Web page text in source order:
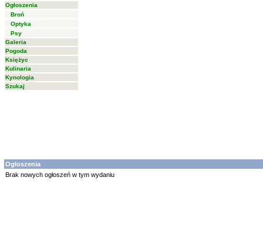
Ogłoszenia
Broń
Optyka
Psy
Galeria
Pogoda
Księżyc
Kulinaria
Kynologia
Szukaj
Ogłoszenia
Brak nowych ogłoszeń w tym wydaniu